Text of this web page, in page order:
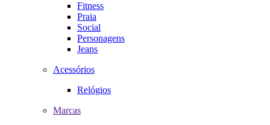
Fitness
Praia
Social
Personagens
Jeans
Acessórios
Relógios
Marcas